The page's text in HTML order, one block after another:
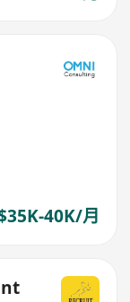
40K/月